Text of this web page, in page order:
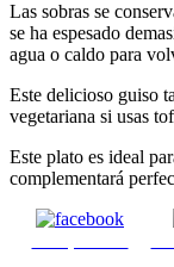
Las sobras se
se ha espesado
agua o caldo para
Este delicioso guiso
vegetariana si usas
Este plato es ideal
complementará